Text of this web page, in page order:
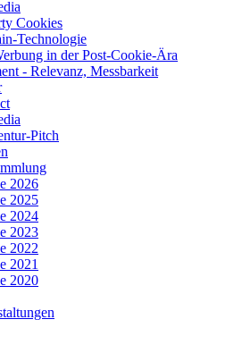
Cookies
Technologie
in der Post-Cookie-Ära
- Relevanz, Messbarkeit
Pitch
2026
2025
2024
2023
2022
2021
2020